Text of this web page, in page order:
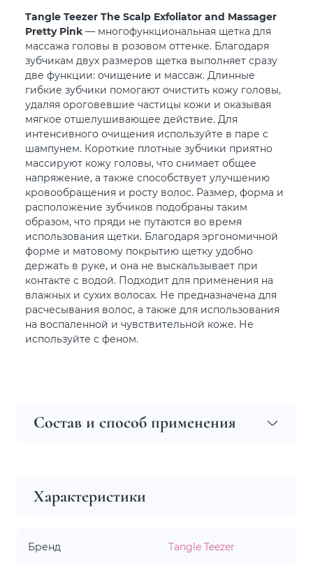
Tangle Teezer The Scalp Exfoliator and Massager
Pretty Pink — многофункциональная щетка для
массажа головы в розовом оттенке. Благодаря
зубчикам двух размеров щетка выполняет сразу
две функции: очищение и массаж. Длинные
гибкие зубчики помогают очистить кожу головы,
удаляя ороговевшие частицы кожи и оказывая
мягкое отшелушивающее действие. Для
интенсивного очищения используйте в паре с
шампунем. Короткие плотные зубчики приятно
массируют кожу головы, что снимает общее
напряжение, а также способствует улучшению
кровообращения и росту волос. Размер, форма и
расположение зубчиков подобраны таким
образом, что пряди не путаются во время
использования щетки. Благодаря эргономичной
форме и матовому покрытию щетку удобно
держать в руке, и она не выскальзывает при
контакте с водой. Подходит для применения на
влажных и сухих волосах. Не предназначена для
расчесывания волос, а также для использования
на воспаленной и чувствительной коже. Не
используйте с феном.
Состав и способ применения
Характеристики
Бренд Tangle Teezer